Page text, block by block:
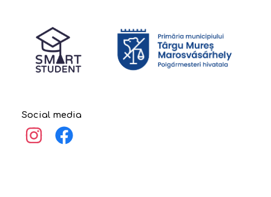
Social media